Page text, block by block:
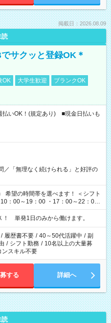
掲載日：2026.08.09
読
サクッと登録OK＊
OK 大学生歓迎
ブランクOK
いOK！(規定あり) ■現金日払いも
／「無理なく続けられる」と好評の
：00～19：00 ・17：00～22：00
00～翌6：00 など
！ 単発1日のみから働けます。
/ 履歴書不要 / 40～50代活躍中 / 副
/ シフト勤務 / 10名以上の大量募
ンスキル不要
する 詳細へ
読